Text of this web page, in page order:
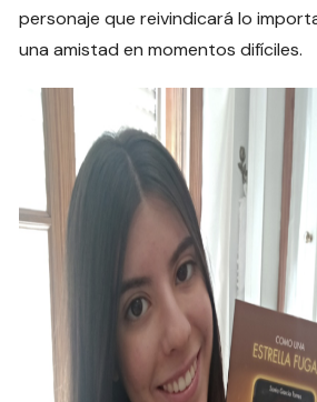
personaje que reivindicará lo
una amistad en momentos difíciles.